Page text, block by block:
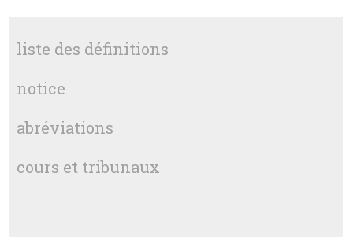
liste des définitions
notice
abréviations
cours et tribunaux